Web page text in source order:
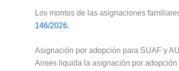
Los montos de las asignaciones
146/2026.
Asignación por adopción para SUAF y
Anses liquida la asignación por